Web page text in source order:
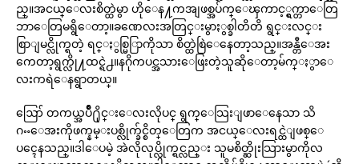
ည္။အငယ္ေလးစိတ္ထဲမွာ ဟိုေန႔ကအျဖစ္အပ်က္ေၾကာင့္ရွက္တာေတြ
ဘာေတြမရွိေတာ့။ခဏေလးအတြင္းမွာႏွစ္ခါတိတိ ရွင္းလင္း
စြာျမင္လိုက္ရတဲ့ ရင္ႏွစ္မြြာကိုသာ စိတ္ထဲစြဲေနေတာ့သည္။အန္တီေအး
ကေတာ့ရွက္လို႔ထင္ရဲ႕။နဂိုကပင္အသားေဖြးတဲ့သူဆိုေတာ့မ်က္ႏွာေ
လးကရဲေနရွာတယ္။
ဪ တကယ္အပ်ိဳ႐ိုင္းေလးလိုပင္ ရွက္ေသြးျဖာေနေသာ သိ
ဂႌေအးကိုဖက္နမ္းပစ္လိုက္ခ်င္စိတ္ေတြက အငယ္ေလးရင္ထဲျဖစ္ေ
ပၚေနသည္။ဒါေပမဲ့ အဲလိုလုပ္လိုက္ရင္လည္း သူမစိတ္ဆိုးသြားမွာကိုလ